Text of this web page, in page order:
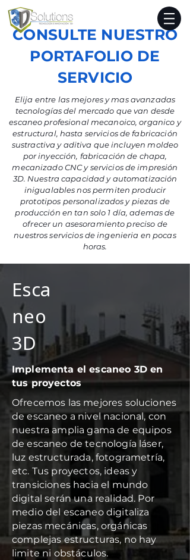
CONSULTE NUESTRO
PORTAFOLIO DE
SERVICIO
Elija entre las mejores y mas avanzadas
tecnologías del mercado que van desde
escaneo profesional mecanoico, organico y
estructural, hasta servicios de fabricación
sustractiva y aditiva que incluyen moldeo
por inyección, fabricación de chapa,
mecanizado CNC y servicios de impresión
3D. Nuestra capacidad y automatización
inigualables nos permiten producir
prototipos personalizados y piezas de
producción en tan solo 1 día, ademas de
ofrecer un asesoramiento preciso de
nuestros servicios de ingenieria en pocas
horas.
Esca
neo
3D
Implementa el escaneo 3D en
tus proyectos
Ofrecemos las mejores soluciones
de escaneo a nivel nacional, con
nuestra amplia gama de equipos
de escaneo de tecnología láser,
luz estructurada, fotogrametría,
etc. Tus proyectos, ideas y
transiciones hacia el mundo
digital serán una realidad. Por
medio del escaneo digitaliza
piezas mecánicas, orgánicas
complejas estructuras, no hay
limite ni obstáculos.